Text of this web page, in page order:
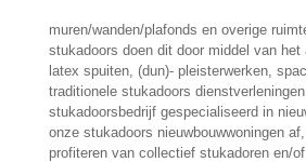
muren/wanden/plafonds en overige
stukadoors doen dit door middel van het
latex spuiten, (dun)- pleisterwerken,
traditionele stukadoors
stukadoorsbedrijf gespecialiseerd in
onze stukadoors nieuwbouwwoningen
profiteren van collectief stukadoren en/